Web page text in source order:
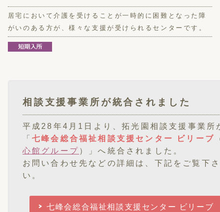
居宅において介護を受けることが一時的に困難となった障
がいのある方が、様々な支援が受けられるセンターです。
相談支援事業所が統合されました
平成28年4月1日より、拓光園相談支援事業所
「七峰会総合福祉相談支援センター ビリーブ
心館グループ ）」へ統合されました。
お問い合わせ先などの詳細は、下記をご覧下
い。
七峰会総合福祉相談支援センター ビリーブ